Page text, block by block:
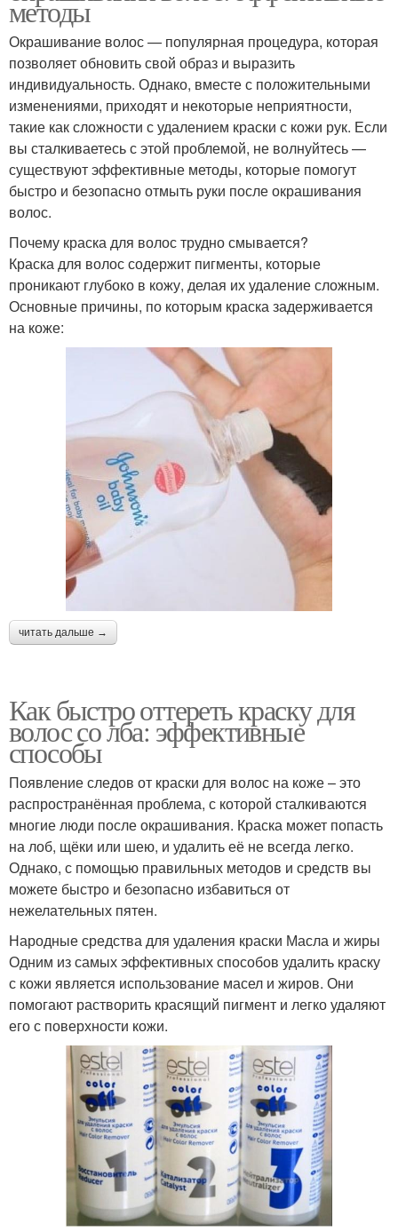
методы
Окрашивание волос — популярная процедура, которая
позволяет обновить свой образ и выразить
индивидуальность. Однако, вместе с положительными
изменениями, приходят и некоторые неприятности,
такие как сложности с удалением краски с кожи рук. Если
вы сталкиваетесь с этой проблемой, не волнуйтесь —
существуют эффективные методы, которые помогут
быстро и безопасно отмыть руки после окрашивания
волос.
Почему краска для волос трудно смывается?
Краска для волос содержит пигменты, которые
проникают глубоко в кожу, делая их удаление сложным.
Основные причины, по которым краска задерживается
на коже:
читать дальше →
Как быстро оттереть краску для
волос со лба: эффективные
способы
Появление следов от краски для волос на коже – это
распространённая проблема, с которой сталкиваются
многие люди после окрашивания. Краска может попасть
на лоб, щёки или шею, и удалить её не всегда легко.
Однако, с помощью правильных методов и средств вы
можете быстро и безопасно избавиться от
нежелательных пятен.
Народные средства для удаления краски Масла и жиры
Одним из самых эффективных способов удалить краску
с кожи является использование масел и жиров. Они
помогают растворить красящий пигмент и легко удаляют
его с поверхности кожи.